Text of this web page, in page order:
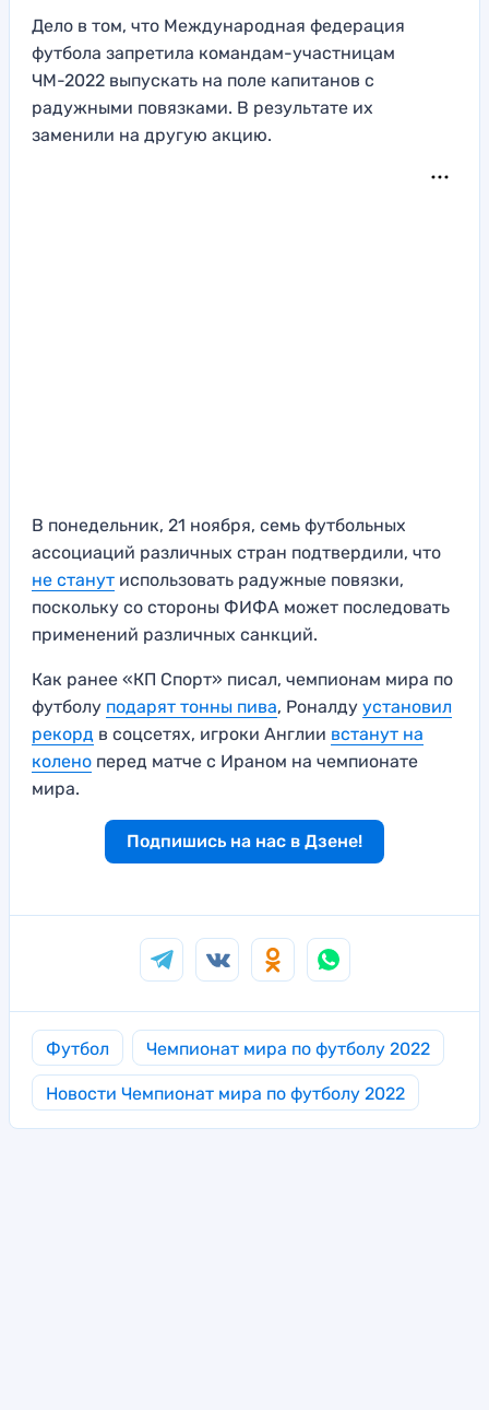
Дело в том, что Международная федерация
футбола запретила командам-участницам
ЧМ-2022 выпускать на поле капитанов с
радужными повязками. В результате их
заменили на другую акцию.
В понедельник, 21 ноября, семь футбольных
ассоциаций различных стран подтвердили, что
не станут использовать радужные повязки,
поскольку со стороны ФИФА может последовать
применений различных санкций.
Как ранее «КП Спорт» писал, чемпионам мира по
футболу подарят тонны пива, Роналду установил
рекорд в соцсетях, игроки Англии встанут на
колено перед матче с Ираном на чемпионате
мира.
Подпишись на нас в Дзене!
Футбол Чемпионат мира по футболу 2022
Новости Чемпионат мира по футболу 2022